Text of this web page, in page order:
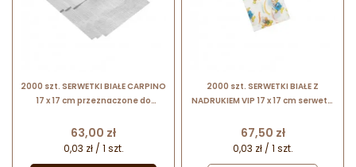
2000 szt. SERWETKI BIAŁE CARPINO
17 x 17 cm przeznaczone do
Cena
63,00 zł
0,03 zł / 1 szt.
2000 szt. SERWETKI BIAŁE Z
NADRUKIEM VIP 17 x 17 cm serwetki
podajnika
Cena
67,50 zł
0,03 zł / 1 szt.